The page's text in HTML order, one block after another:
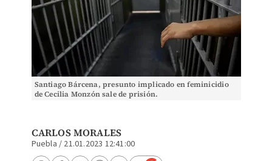
Santiago Bárcena, presunto implicado en feminicidio
de Cecilia Monzón sale de prisión.
CARLOS MORALES
Puebla / 21.01.2023 12:41:00